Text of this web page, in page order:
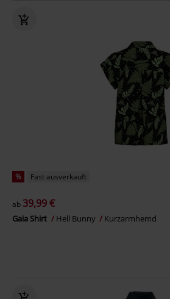
% Fast ausverkauft
ab 39,99 €
Gaia Shirt Hell Bunny Kurzarmhemd